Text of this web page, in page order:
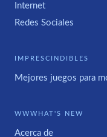
Internet
Redes Sociales
IMPRESCINDIBLES
Mejores juegos para
WWWHAT'S NEW
Acerca de